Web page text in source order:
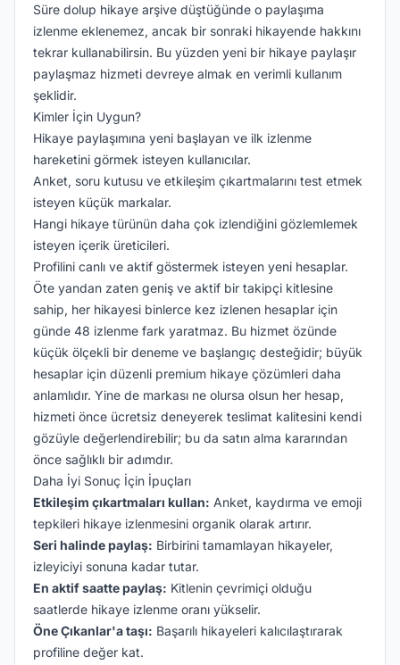
Süre dolup hikaye arşive düştüğünde o paylaşıma
izlenme eklenemez, ancak bir sonraki hikayende hakkını
tekrar kullanabilirsin. Bu yüzden yeni bir hikaye paylaşır
paylaşmaz hizmeti devreye almak en verimli kullanım
şeklidir.
Kimler İçin Uygun?
Hikaye paylaşımına yeni başlayan ve ilk izlenme
hareketini görmek isteyen kullanıcılar.
Anket, soru kutusu ve etkileşim çıkartmalarını test etmek
isteyen küçük markalar.
Hangi hikaye türünün daha çok izlendiğini gözlemlemek
isteyen içerik üreticileri.
Profilini canlı ve aktif göstermek isteyen yeni hesaplar.
Öte yandan zaten geniş ve aktif bir takipçi kitlesine
sahip, her hikayesi binlerce kez izlenen hesaplar için
günde 48 izlenme fark yaratmaz. Bu hizmet özünde
küçük ölçekli bir deneme ve başlangıç desteğidir; büyük
hesaplar için düzenli premium hikaye çözümleri daha
anlamlıdır. Yine de markası ne olursa olsun her hesap,
hizmeti önce ücretsiz deneyerek teslimat kalitesini kendi
gözüyle değerlendirebilir; bu da satın alma kararından
önce sağlıklı bir adımdır.
Daha İyi Sonuç İçin İpuçları
Etkileşim çıkartmaları kullan: Anket, kaydırma ve emoji
tepkileri hikaye izlenmesini organik olarak artırır.
Seri halinde paylaş: Birbirini tamamlayan hikayeler,
izleyiciyi sonuna kadar tutar.
En aktif saatte paylaş: Kitlenin çevrimiçi olduğu
saatlerde hikaye izlenme oranı yükselir.
Öne Çıkanlar'a taşı: Başarılı hikayeleri kalıcılaştırarak
profiline değer kat.